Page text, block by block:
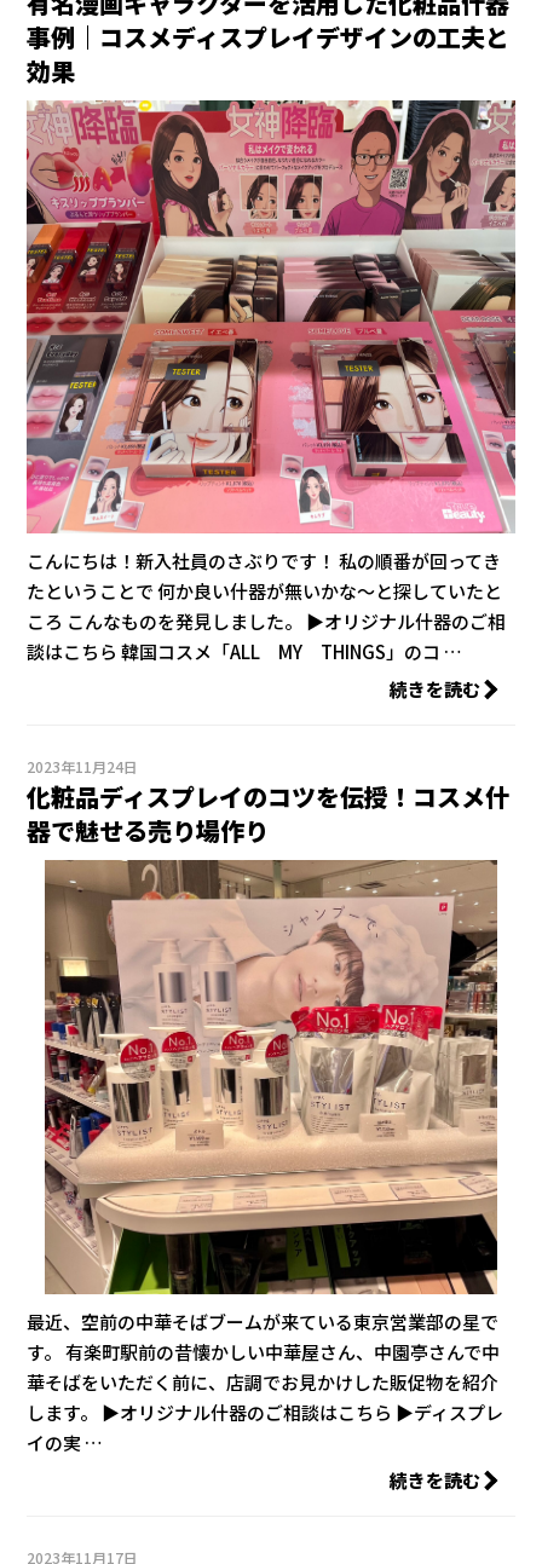
事例｜コスメディスプレイデザインの工夫と
効果
こんにちは！新入社員のさぶりです！ 私の順番が回ってき
たということで 何か良い什器が無いかな～と探していたと
ころ こんなものを発見しました。 ▶オリジナル什器のご相
談はこちら 韓国コスメ「ALL MY THINGS」のコ …
続きを読む
2023年11月24日
化粧品ディスプレイのコツを伝授！コスメ什
器で魅せる売り場作り
最近、空前の中華そばブームが来ている東京営業部の星で
す。 有楽町駅前の昔懐かしい中華屋さん、中園亭さんで中
華そばをいただく前に、店調でお見かけした販促物を紹介
します。 ▶オリジナル什器のご相談はこちら ▶ディスプレ
イの実 …
続きを読む
2023年11月17日